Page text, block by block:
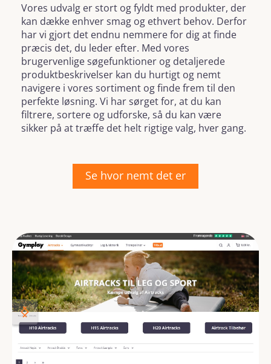
Vores udvalg er stort og fyldt med produkter, der
kan dække enhver smag og ethvert behov. Derfor
har vi gjort det endnu nemmere for dig at finde
præcis det, du leder efter. Med vores
brugervenlige søgefunktioner og detaljerede
produktbeskrivelser kan du hurtigt og nemt
navigere i vores sortiment og finde frem til den
perfekte løsning. Vi har sørget for, at du kan
filtrere, sortere og udforske, så du kan være
sikker på at træffe det helt rigtige valg, hver gang.
Se hvor nemt det er
Skip image gallery